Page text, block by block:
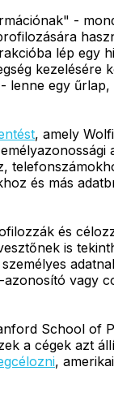
-
lép egy
kezelésére
egy
, amely
és más
és
is
vagy
School of
a cégek azt
,